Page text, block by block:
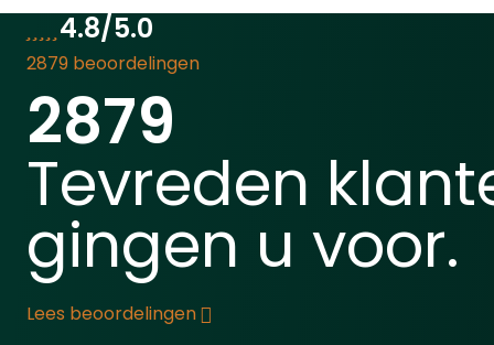
Quick Pierce System kunt u
een 12-grams CO2-capsule
(Let op: Niet meegeleverd!)
vooraf plaatsen zonder
deze direct te activeren.
Een eenvoudige tik activeert
de capsule, waardoor u
direct klaar bent om te
schieten zonder CO2-verlies
tijdens opslag.Het semi-
automatische systeem met
een intern 6-schots
magazijn stelt u in staat om
4.8/5.0
2879 beoordelingen
2879
Tevreden
gingen u voor.
Lees beoordelingen